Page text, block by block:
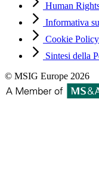
Human
Informativa
Cookie Policy
Sintesi della
© MSIG Europe 2026